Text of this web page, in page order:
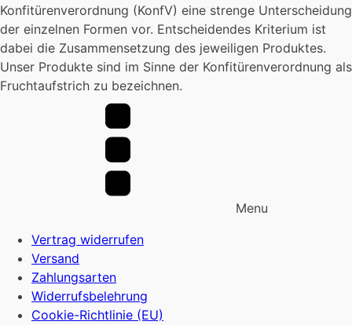
Konfitürenverordnung (KonfV) eine strenge Unterscheidung
der einzelnen Formen vor. Entscheidendes Kriterium ist
dabei die Zusammensetzung des jeweiligen Produktes.
Unser Produkte sind im Sinne der Konfitürenverordnung als
Fruchtaufstrich zu bezeichnen.
Menu
Vertrag widerrufen
Versand
Zahlungsarten
Widerrufsbelehrung
Cookie-Richtlinie (EU)